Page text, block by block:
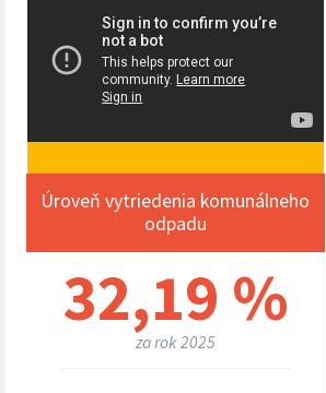
Úroveň vytriedenia komunálneho
odpadu
32,19 %
za rok 2025